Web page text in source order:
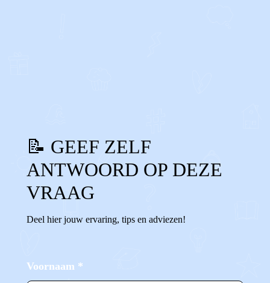
📝 GEEF ZELF
ANTWOORD OP DEZE
VRAAG
Deel hier jouw ervaring, tips en adviezen!
Voornaam *